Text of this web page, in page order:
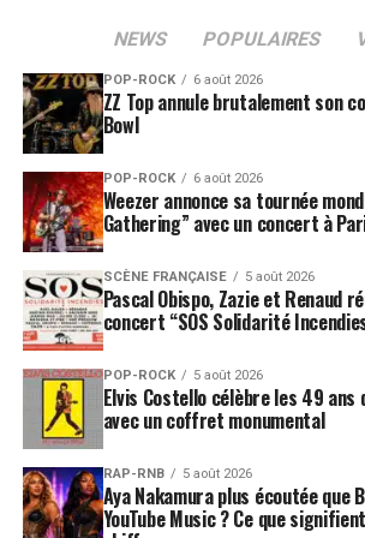
NEWS POPULAIRES
POP-ROCK 6 août 2026
ZZ Top annule brutalement son
Bowl
POP-ROCK 6 août 2026
Weezer annonce sa tournée
Gathering” avec un concert à
SCÈNE FRANÇAISE 5 août 2026
Pascal Obispo, Zazie et Renaud
concert “SOS Solidarité
POP-ROCK 5 août 2026
Elvis Costello célèbre les 49 ans
avec un coffret monumental
RAP-RNB 5 août 2026
Aya Nakamura plus écoutée que
YouTube Music ? Ce que